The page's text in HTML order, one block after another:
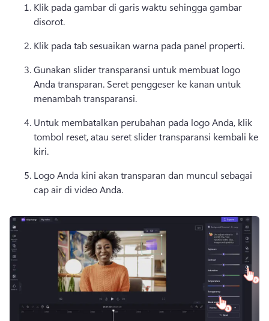
Klik pada gambar di garis waktu sehingga gambar
disorot.
Klik pada tab sesuaikan warna pada panel properti.
Gunakan slider transparansi untuk membuat logo
Anda transparan. Seret penggeser ke kanan untuk
menambah transparansi.
Untuk membatalkan perubahan pada logo Anda, klik
tombol reset, atau seret slider transparansi kembali ke
kiri.
Logo Anda kini akan transparan dan muncul sebagai
cap air di video Anda.